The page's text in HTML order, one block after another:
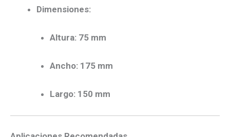
Dimensiones:
Altura: 75 mm
Ancho: 175 mm
Largo: 150 mm